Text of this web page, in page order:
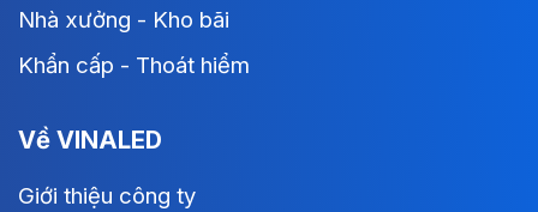
Nhà xưởng - Kho bãi
Khẩn cấp - Thoát hiểm
Về VINALED
Giới thiệu công ty